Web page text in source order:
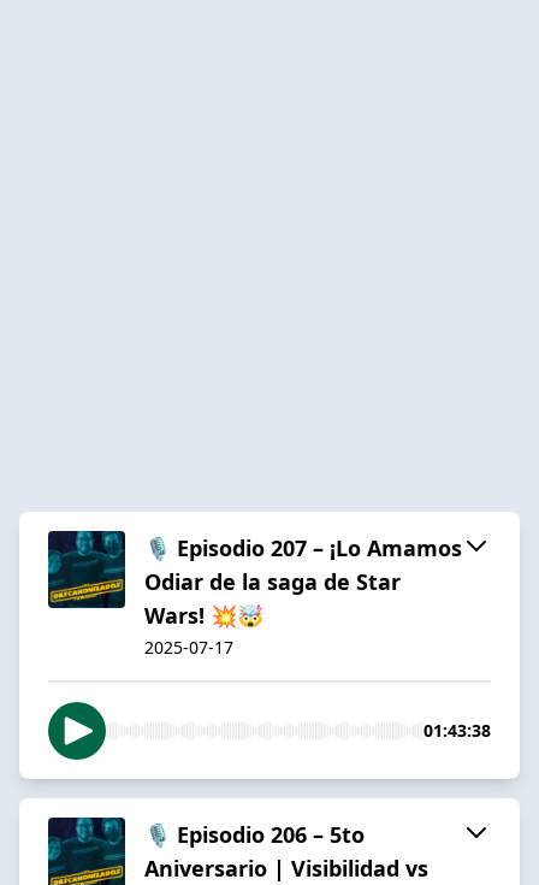
🎙️ Episodio 207 – ¡Lo Amamos
Odiar de la saga de Star
Wars! 💥🤯
2025-07-17
01:43:38
🎙️ Episodio 206 – 5to
Aniversario | Visibilidad vs